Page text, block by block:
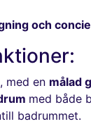
och
, med en målad
med både
badrummet.